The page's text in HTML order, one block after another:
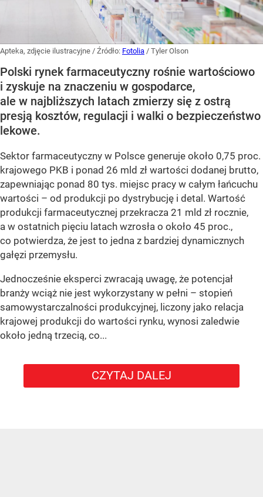
Apteka, zdjęcie ilustracyjne / Źródło: Fotolia / Tyler Olson
Polski rynek farmaceutyczny rośnie wartościowo
i zyskuje na znaczeniu w gospodarce,
ale w najbliższych latach zmierzy się z ostrą
presją kosztów, regulacji i walki o bezpieczeństwo
lekowe.
Sektor farmaceutyczny w Polsce generuje około 0,75 proc.
krajowego PKB i ponad 26 mld zł wartości dodanej brutto,
zapewniając ponad 80 tys. miejsc pracy w całym łańcuchu
wartości – od produkcji po dystrybucję i detal. Wartość
produkcji farmaceutycznej przekracza 21 mld zł rocznie,
a w ostatnich pięciu latach wzrosła o około 45 proc.,
co potwierdza, że jest to jedna z bardziej dynamicznych
gałęzi przemysłu.
Jednocześnie eksperci zwracają uwagę, że potencjał
branży wciąż nie jest wykorzystany w pełni – stopień
samowystarczalności produkcyjnej, liczony jako relacja
krajowej produkcji do wartości rynku, wynosi zaledwie
około jedną trzecią, co...
CZYTAJ DALEJ